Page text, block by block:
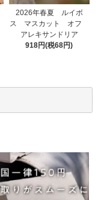
2026年春夏 ルイボ
ス マスカット オフ
アレキサンドリア
918円(税68円)